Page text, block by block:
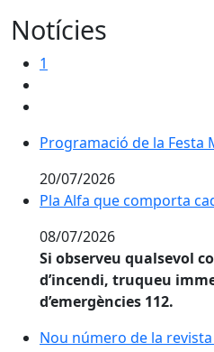
Notícies
1
Programació de la Festa
Programació de la Festa
20/07/2026
Pla Alfa que comporta
Pla Alfa que comporta
08/07/2026
Si observeu qualsevol
d’incendi, truqueu
d’emergències 112.
Nou número de la
Nou número de la